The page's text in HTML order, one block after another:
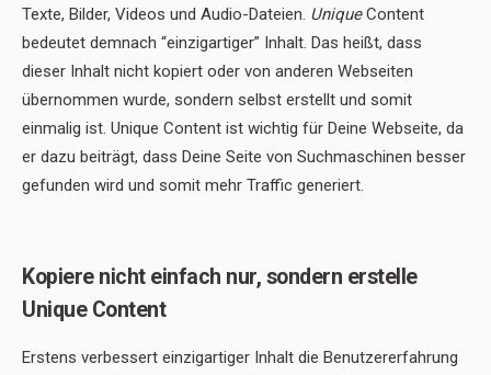
Texte, Bilder, Videos und Audio-Dateien. UniqueContent
bedeutet demnach “einzigartiger” Inhalt. Das heißt, dass
dieser Inhalt nicht kopiert oder von anderen Webseiten
übernommen wurde, sondern selbst erstellt und somit
einmalig ist. Unique Content ist wichtig für Deine Webseite, da
er dazu beiträgt, dass Deine Seite von Suchmaschinen besser
gefunden wird und somit mehr Traffic generiert.
Kopiere nicht einfach nur, sondern erstelle
Unique Content
Erstens verbessert einzigartiger Inhalt die Benutzererfahrung